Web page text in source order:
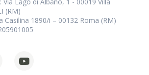
Via Lago di Albano, 1 - 00019 Villa
(RM)
Casilina 1890/i – 00132 Roma (RM)